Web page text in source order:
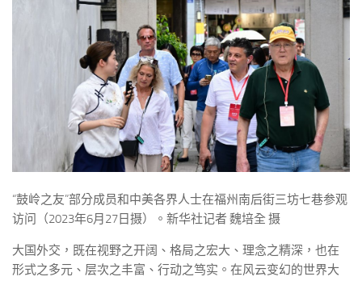
“鼓岭之友”部分成员和中美各界人士在福州南后街三坊七巷参观
访问（2023年6月27日摄）。新华社记者 魏培全 摄
大国外交，既在视野之开阔、格局之宏大、理念之精深，也在
形式之多元、层次之丰富、行动之笃实。在风云变幻的世界大